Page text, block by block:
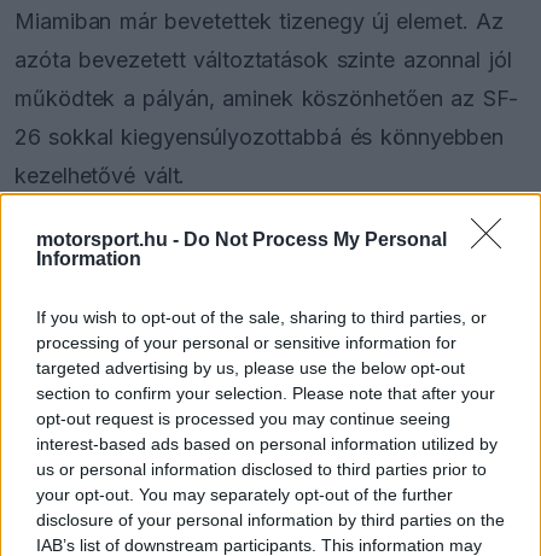
motorsport.hu - Do Not Process My Personal
Information
If you wish to opt-out of the sale, sharing to third parties, or
processing of your personal or sensitive information for
targeted advertising by us, please use the below opt-out
section to confirm your selection. Please note that after your
opt-out request is processed you may continue seeing
interest-based ads based on personal information utilized by
us or personal information disclosed to third parties prior to
your opt-out. You may separately opt-out of the further
disclosure of your personal information by third parties on the
IAB’s list of downstream participants. This information may
Miamiban már bevetettek tizenegy új elemet. Az
azóta bevezetett változtatások szinte azonnal jól
működtek a pályán, aminek köszönhetően az SF-
26 sokkal kiegyensúlyozottabbá és könnyebben
kezelhetővé vált.
EZEKET IS AJÁNLJUK
Reagált az Audi a Sainz és Piastri
leigazolásáról szóló hírekre
Szorosabbra fűzte kapcsolatát
Max Verstappen és a McLaren